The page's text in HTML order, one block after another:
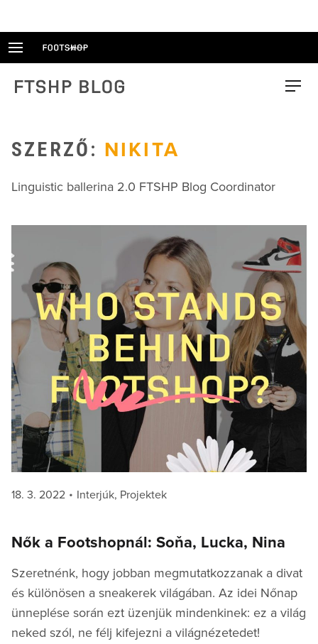
FTSHP blog Menu
SZERZŐ: NIKITA
Linguistic ballerina 2.0 FTSHP Blog Coordinator
Posted
18. 3. 2022 Categories
Interjúk, Projektek
Nők a Footshopnál: Soňa, Lucka, Nina
Szeretnénk, hogy jobban megmutatkozzanak a divat
és különösen a sneakerek világában. Az idei Nőnap
ünneplése során ezt üzenjük mindenkinek: ez a világ
neked szól, ne félj kifejezni a világnézetedet!